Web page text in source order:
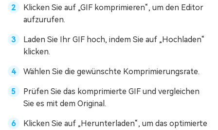
Klicken Sie auf „GIF komprimieren“, um den Editor
aufzurufen.
Laden Sie Ihr GIF hoch, indem Sie auf „Hochladen“
klicken.
Wählen Sie die gewünschte Komprimierungsrate.
Prüfen Sie das komprimierte GIF und vergleichen
Sie es mit dem Original.
Klicken Sie auf „Herunterladen“, um das optimierte